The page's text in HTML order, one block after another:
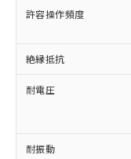
許容操作頻度
絶縁抵抗
耐電圧
耐振動
正式
様の
ムロ
オム
在庫
事前
(PBDE)
ル) (DEHP)(別
ルベンジル（
（DBP）
(DIBP) 1000ppm
但し、RoHS指
フタル酸エス
図的な使用が
ニル類) :
ル類) : 1000ppm
DBP(フタル酸
イソブチル) :
ル) : 1000ppm、
DEHP(フタル
「ｅ」：有
当社
全に
いよ
当社
ル、
武器
当社
場合
○